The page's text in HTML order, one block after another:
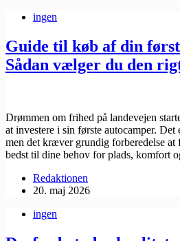
ingen
Guide til køb af din
Sådan vælger du den
Drømmen om frihed på landevejen
at investere i sin første autocamper. Det
men det kræver grundig forberedelse at
bedst til dine behov for plads, komfort
Redaktionen
20. maj 2026
ingen